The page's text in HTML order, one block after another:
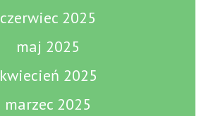
czerwiec 2025
maj 2025
kwiecień 2025
marzec 2025